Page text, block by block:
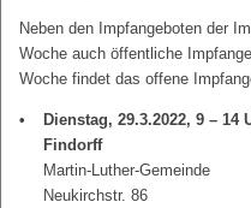
Neben den Impfangeboten der
Woche auch öffentliche
Woche findet das offene
Dienstag, 29.3.2022, 9 – 14
Findorff
Martin-Luther-Gemeinde
Neukirchstr. 86